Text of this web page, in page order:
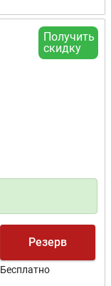
Получить
скидку
Резерв
Бесплатно